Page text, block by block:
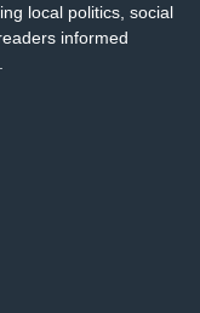
local politics, social
informed